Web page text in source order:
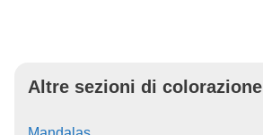
Altre sezioni di colorazione